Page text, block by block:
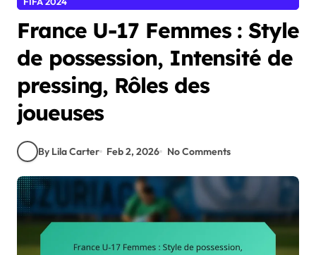
France U-17 Femmes : Style
de possession, Intensité de
pressing, Rôles des
joueuses
By Lila Carter Feb 2, 2026 No Comments